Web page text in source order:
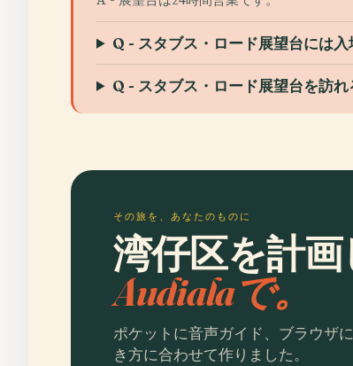
Q - スタブス・ロード展望台には
Q - スタブス・ロード展望台を訪
その旅を、あなたのものに
湾仔区を計画
Audialaで。
ポケットに音声ガイド、ブラウザ
き方に合わせて作りました。